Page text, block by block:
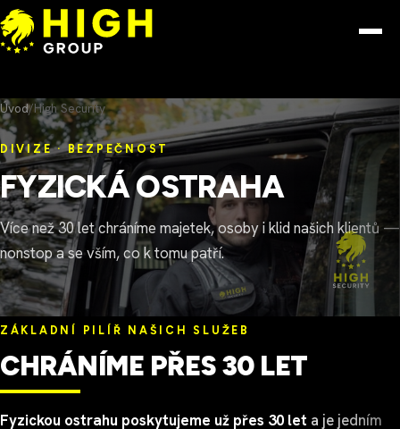
Přeskočit na obsah
Menu
Úvod/High Security
DIVIZE · BEZPEČNOST
FYZICKÁ OSTRAHA
Více než 30 let chráníme majetek, osoby i klid našich klientů —
nonstop a se vším, co k tomu patří.
ZÁKLADNÍ PILÍŘ NAŠICH SLUŽEB
CHRÁNÍME PŘES 30 LET
Fyzickou ostrahu poskytujeme už přes 30 let a je jedním